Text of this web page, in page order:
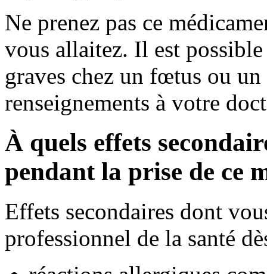
Ne prenez pas ce
vous allaitez. Il est possible
graves chez un fœtus ou
renseignements à votre
À quels effets
pendant la prise de ce
Effets secondaires dont
professionnel de la santé